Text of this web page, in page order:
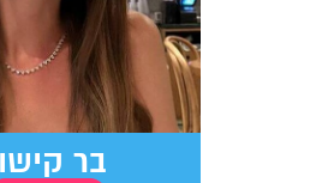
בר קישון